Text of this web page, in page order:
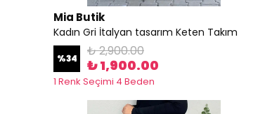
Mia Butik
Kadın Gri İtalyan tasarım Keten Takım
%34 ₺ 2,900.00
₺ 1,900.00
1 Renk Seçimi 4 Beden